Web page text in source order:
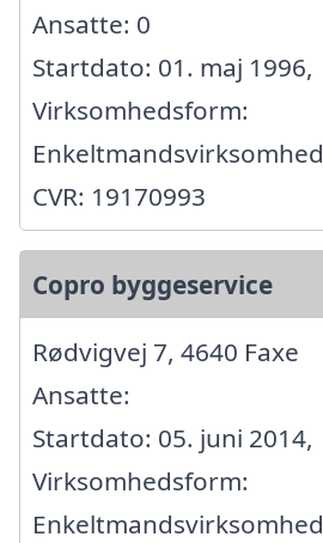
Ansatte: 0
Startdato: 01. maj 1996,
Virksomhedsform:
Enkeltmandsvirksomhed
CVR: 19170993
Copro byggeservice
Rødvigvej 7, 4640 Faxe
Ansatte:
Startdato: 05. juni 2014,
Virksomhedsform:
Enkeltmandsvirksomhed